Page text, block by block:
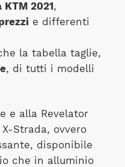
2021,
e differenti
la tabella taglie,
, di tutti i modelli
e alla Revelator
Strada, ovvero
disponibile
che in alluminio